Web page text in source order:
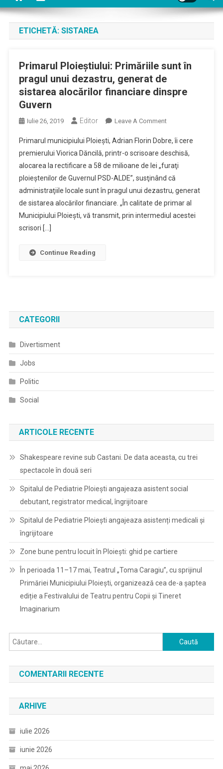
ETICHETĂ: SISTAREA
Primarul Ploieştiului: Primăriile sunt în
pragul unui dezastru, generat de
sistarea alocărilor financiare dinspre
Guvern
Iulie 26, 2019 Editor Leave A CommentOn
Ploieştiului:
Primăriile
Sunt
În
Pragul
Unui
Dezastru,
Primarul municipiului Ploieşti, Adrian Florin Dobre, îi cere
premierului Viorica Dăncilă, printr-o scrisoare deschisă,
alocarea la rectificare a 58 de milioane de lei „furaţi
ploieştenilor de Guvernul PSD-ALDE”, susţinând că
administraţiile locale sunt în pragul unui dezastru, generat
de sistarea alocărilor financiare. „În calitate de primar al
Municipiului Ploieşti, vă transmit, prin intermediul acestei
scrisori […]
Continue Reading
CATEGORII
Divertisment
Jobs
Politic
Social
ARTICOLE RECENTE
Shakespeare revine sub Castani. De data aceasta, cu trei
spectacole în două seri
Spitalul de Pediatrie Ploieşti angajeaza asistent social
debutant, registrator medical, îngrijitoare
Spitalul de Pediatrie Ploieşti angajeaza asistenți medicali și
îngrijitoare
Zone bune pentru locuit în Ploiești: ghid pe cartiere
În perioada 11–17 mai, Teatrul „Toma Caragiu”, cu sprijinul
Primăriei Municipiului Ploiești, organizează cea de-a șaptea
ediție a Festivalului de Teatru pentru Copii și Tineret
Imaginarium
Caută
după:
COMENTARII RECENTE
ARHIVE
iulie 2026
iunie 2026